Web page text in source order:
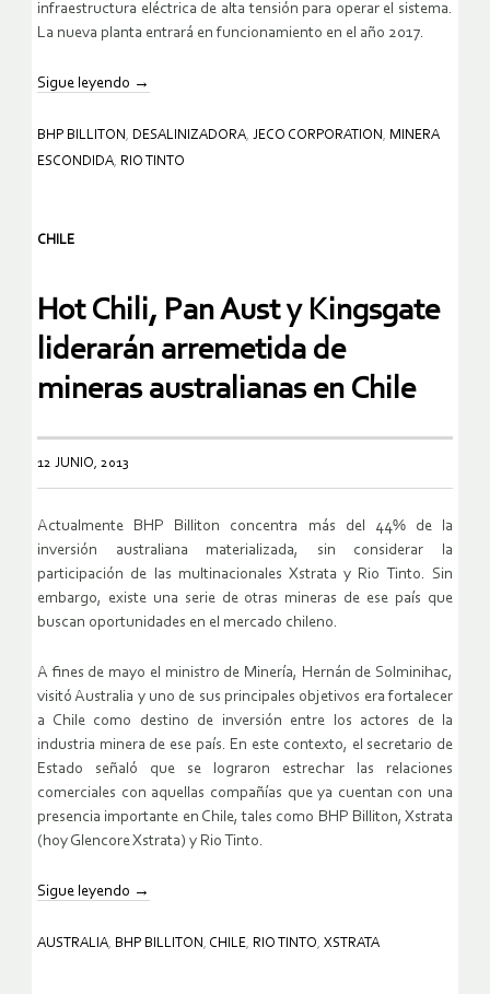
infraestructura eléctrica de alta tensión para operar el sistema.
La nueva planta entrará en funcionamiento en el año 2017.
Sigue leyendo →
BHP BILLITON , DESALINIZADORA, JECO CORPORATION , MINERA
ESCONDIDA, RIO TINTO
CHILE
Hot Chili, Pan Aust y Kingsgate
liderarán arremetida de
mineras australianas en Chile
12 JUNIO, 2013
Actualmente BHP Billiton concentra más del 44% de la
inversión australiana materializada, sin considerar la
participación de las multinacionales Xstrata y Rio Tinto. Sin
embargo, existe una serie de otras mineras de ese país que
buscan oportunidades en el mercado chileno.
A fines de mayo el ministro de Minería, Hernán de Solminihac,
visitó Australia y uno de sus principales objetivos era fortalecer
a Chile como destino de inversión entre los actores de la
industria minera de ese país. En este contexto, el secretario de
Estado señaló que se lograron estrechar las relaciones
comerciales con aquellas compañías que ya cuentan con una
presencia importante en Chile, tales como BHP Billiton, Xstrata
(hoy Glencore Xstrata) y Rio Tinto.
Sigue leyendo →
AUSTRALIA, BHP BILLITON , CHILE, RIO TINTO, XSTRATA